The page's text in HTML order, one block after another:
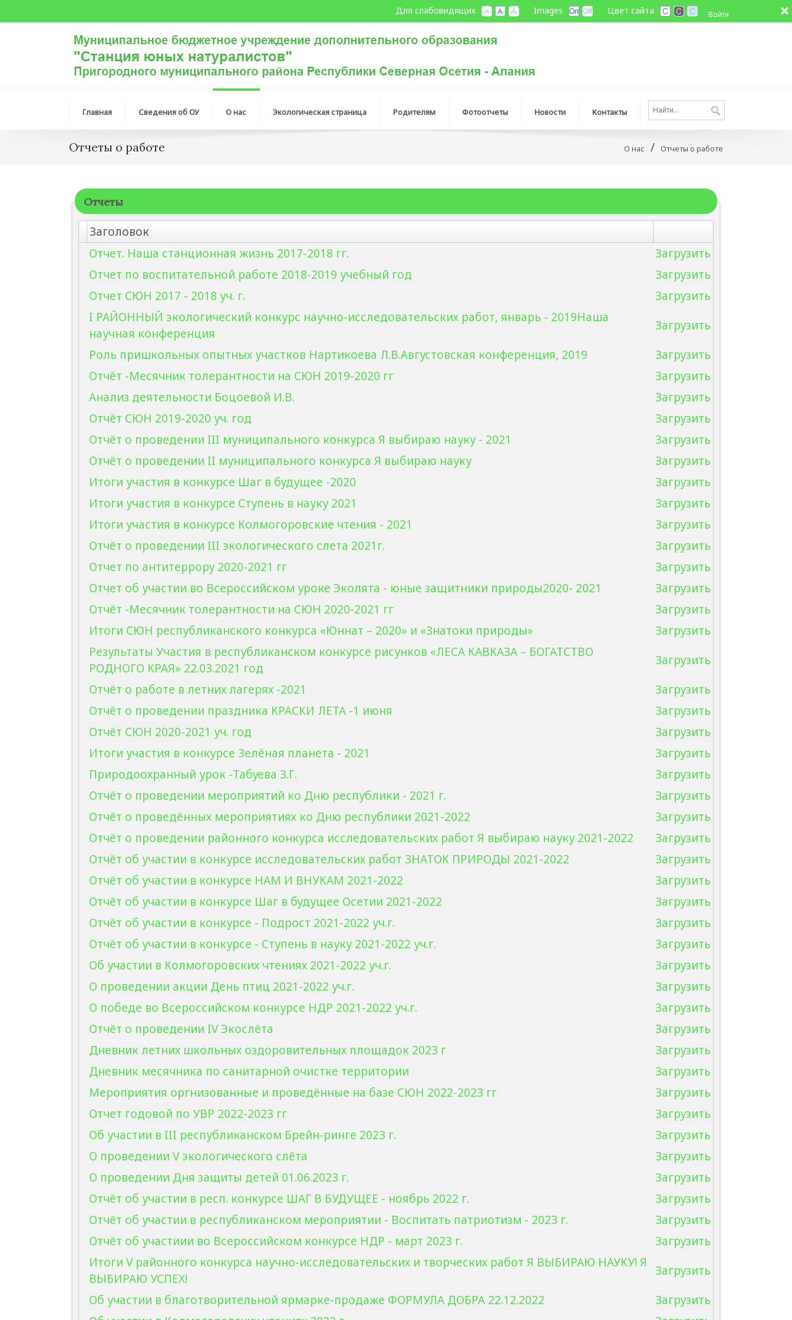
Войти
Цвет сайта
Images
Для слабовидящих
Главная Сведения об ОУ О нас Экологическая страница Родителям Фотоотчеты Новости Контакты
Отчеты о работе О нас / Отчеты о работе
Отчеты
Заголовок
Отчет. Наша станционная жизнь 2017-2018 гг.
Загрузить
Отчет по воспитательной работе 2018-2019 учебный год
Загрузить
Отчет СЮН 2017 - 2018 уч. г.
Загрузить
I РАЙОННЫЙ экологический конкурс научно-исследовательских работ, январь - 2019Наша
научная конференция
Загрузить
Роль пришкольных опытных участков Нартикоева Л.В.Августовская конференция, 2019
Загрузить
Отчёт -Месячник толерантности на СЮН 2019-2020 гг
Загрузить
Анализ деятельности Боцоевой И.В.
Загрузить
Отчёт СЮН 2019-2020 уч. год
Загрузить
Отчёт о проведении III муниципального конкурса Я выбираю науку - 2021
Загрузить
Отчёт о проведении II муниципального конкурса Я выбираю науку
Загрузить
Итоги участия в конкурсе Шаг в будущее -2020
Загрузить
Итоги участия в конкурсе Ступень в науку 2021
Загрузить
Итоги участия в конкурсе Колмогоровские чтения - 2021
Загрузить
Отчёт о проведении III экологического слета 2021г.
Загрузить
Отчет по антитеррору 2020-2021 гг
Загрузить
Отчет об участии во Всероссийском уроке Эколята - юные защитники природы2020- 2021
Загрузить
Отчёт -Месячник толерантности на СЮН 2020-2021 гг
Загрузить
Итоги СЮН республиканского конкурса «Юннат – 2020» и «Знатоки природы»
Загрузить
Результаты Участия в республиканском конкурсе рисунков «ЛЕСА КАВКАЗА – БОГАТСТВО
РОДНОГО КРАЯ» 22.03.2021 год
Загрузить
Отчёт о работе в летних лагерях -2021
Загрузить
Отчёт о проведении праздника КРАСКИ ЛЕТА -1 июня
Загрузить
Отчёт СЮН 2020-2021 уч. год
Загрузить
Итоги участия в конкурсе Зелёная планета - 2021
Загрузить
Природоохранный урок -Табуева З.Г.
Загрузить
Отчёт о проведении мероприятий ко Дню республики - 2021 г.
Загрузить
Отчёт о проведённых мероприятиях ко Дню республики 2021-2022
Загрузить
Отчёт о проведении районного конкурса исследовательских работ Я выбираю науку 2021-2022
Загрузить
Отчёт об участии в конкурсе исследовательских работ ЗНАТОК ПРИРОДЫ 2021-2022
Загрузить
Отчёт об участии в конкурсе НАМ И ВНУКАМ 2021-2022
Загрузить
Отчёт об участии в конкурсе Шаг в будущее Осетии 2021-2022
Загрузить
Отчёт об участии в конкурсе - Подрост 2021-2022 уч.г.
Загрузить
Отчёт об участии в конкурсе - Cтупень в науку 2021-2022 уч.г.
Загрузить
Об участии в Колмогоровских чтениях 2021-2022 уч.г.
Загрузить
О проведении акции День птиц 2021-2022 уч.г.
Загрузить
О победе во Всероссийском конкурсе НДР 2021-2022 уч.г.
Загрузить
Отчёт о проведении IV Экослёта
Загрузить
Дневник летних школьных оздоровительных площадок 2023 г
Загрузить
Дневник месячника по санитарной очистке территории
Загрузить
Мероприятия оргнизованные и проведённые на базе СЮН 2022-2023 гг
Загрузить
Отчет годовой по УВР 2022-2023 гг
Загрузить
Об участии в III республиканском Брейн-ринге 2023 г.
Загрузить
О проведении V экологического слёта
Загрузить
О проведении Дня защиты детей 01.06.2023 г.
Загрузить
Отчёт об участии в респ. конкурсе ШАГ В БУДУЩЕЕ - ноябрь 2022 г.
Загрузить
Отчёт об участии в республиканском мероприятии - Воспитать патриотизм - 2023 г.
Загрузить
Отчёт об участиии во Всероссийском конкурсе НДР - март 2023 г.
Загрузить
Итоги V районного конкурса научно-исследовательских и творческих работ Я ВЫБИРАЮ НАУКУ! Я
ВЫБИРАЮ УСПЕХ!
Загрузить
Об участии в благотворительной ярмарке-продаже ФОРМУЛА ДОБРА 22.12.2022
Загрузить